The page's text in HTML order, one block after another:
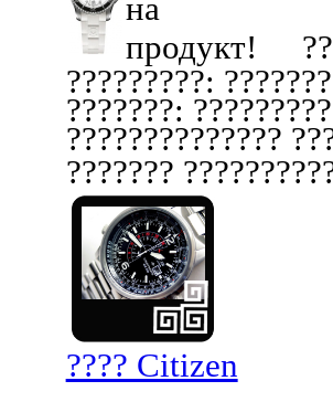
?????????:
???????:
??????????????
???????
???? Citizen